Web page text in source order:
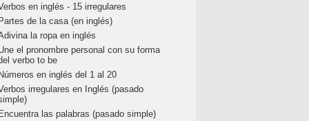
en inglés - 15 irregulares
de la casa (en inglés)
la ropa en inglés
el pronombre personal con su forma
verbo to be
en inglés del 1 al 20
irregulares en Inglés (pasado
las palabras (pasado simple)